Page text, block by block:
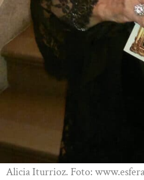
Alicia Iturrioz. Foto: